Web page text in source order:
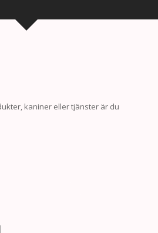
kaniner eller tjänster är du